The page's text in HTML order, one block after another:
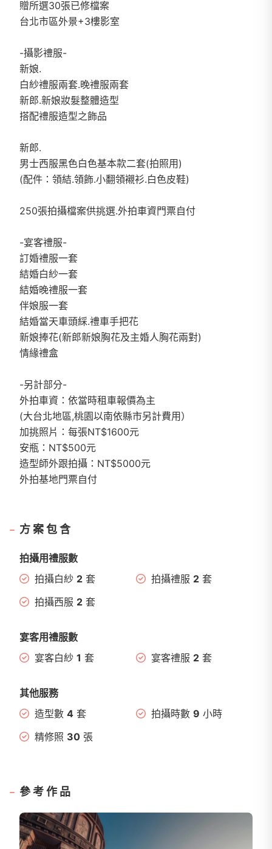
贈所選30張已修檔案
台北市區外景+3樓影室
-攝影禮服-
新娘.
白紗禮服兩套.晚禮服兩套
新郎.新娘妝髮整體造型
搭配禮服造型之飾品
新郎.
男士西服黑色白色基本款二套(拍照用)
(配件：領結.領飾.小翻領襯衫.白色皮鞋)
250張拍攝檔案供挑選.外拍車資門票自付
-宴客禮服-
訂婚禮服一套
結婚白紗一套
結婚晚禮服一套
伴娘服一套
結婚當天車頭綵.禮車手把花
新娘捧花(新郎新娘胸花及主婚人胸花兩對)
情緣禮盒
-另計部分-
外拍車資：依當時租車報價為主
(大台北地區,桃園以南依縣市另計費用）
加挑照片：每張NT$1600元
安瓶：NT$500元
造型師外跟拍攝：NT$5000元
外拍基地門票自付
方案包含
拍攝用禮服數
拍攝白紗 2 套 拍攝禮服 2 套
拍攝西服 2 套
宴客用禮服數
宴客白紗 1 套 宴客禮服 2 套
其他服務
造型數 4 套 拍攝時數 9 小時
精修照 30 張
參考作品